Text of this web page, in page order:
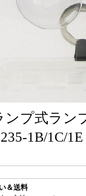
プ式ラン
1B/1C/
＆送料